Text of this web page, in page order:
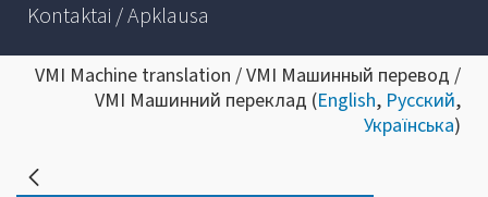
Kontaktai / Apklausa
VMI Machine translation / VMI Машинный перевод /
VMI Машинний переклад (English, Русский,
Українська)